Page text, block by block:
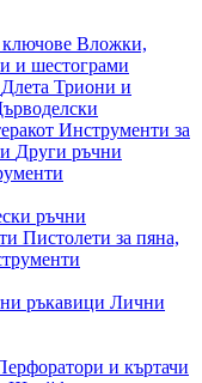
Вложки,
и шестограми
Длета Триони и
Инструменти за
Други ръчни
ръчни
Пистолети за пяна,
ръкавици Лични
и къртачи